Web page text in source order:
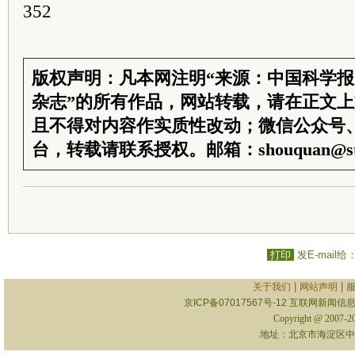
352
版权声明：凡本网注明“来源：中国科学
杂志”的所有作品，网站转载，请在正文
且不得对内容作实质性改动；微信公众号
台，转载请联系授权。邮箱：
打印 发E-mail给
关于我们 网站声明
京ICP备07017567号-12 互联网新闻信
Copyright @ 2007-
地址：北京市海淀区